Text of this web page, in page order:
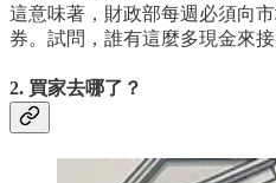
這意味著，財政部每週必須向
券。試問，誰有這麼多現金來接
2. 買家去哪了？